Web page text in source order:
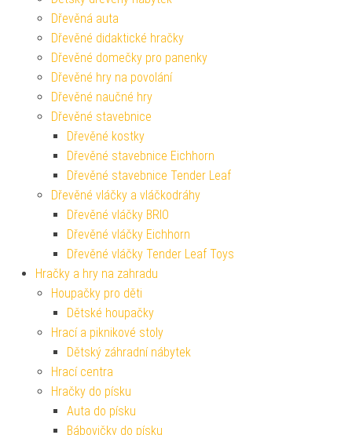
Dřevěná auta
Dřevěné didaktické hračky
Dřevěné domečky pro panenky
Dřevěné hry na povolání
Dřevěné naučné hry
Dřevěné stavebnice
Dřevěné kostky
Dřevěné stavebnice Eichhorn
Dřevěné stavebnice Tender Leaf
Dřevěné vláčky a vláčkodráhy
Dřevěné vláčky BRIO
Dřevěné vláčky Eichhorn
Dřevěné vláčky Tender Leaf Toys
Hračky a hry na zahradu
Houpačky pro děti
Dětské houpačky
Hrací a piknikové stoly
Dětský záhradní nábytek
Hrací centra
Hračky do písku
Auta do písku
Bábovičky do písku